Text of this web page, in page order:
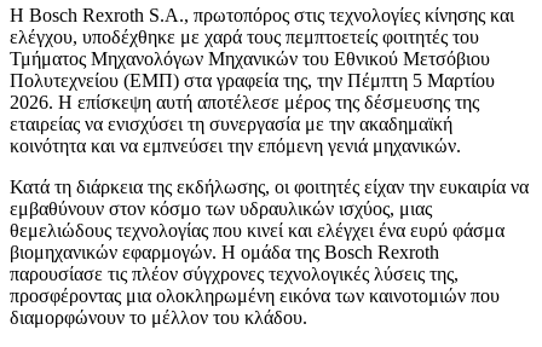
Η Bosch Rexroth S.A., πρωτοπόρος στις τεχνολογίες κίνησης και
ελέγχου, υποδέχθηκε με χαρά τους πεμπτοετείς φοιτητές του
Τμήματος Μηχανολόγων Μηχανικών του Εθνικού Μετσόβιου
Πολυτεχνείου (ΕΜΠ) στα γραφεία της, την Πέμπτη 5 Μαρτίου
2026. Η επίσκεψη αυτή αποτέλεσε μέρος της δέσμευσης της
εταιρείας να ενισχύσει τη συνεργασία με την ακαδημαϊκή
κοινότητα και να εμπνεύσει την επόμενη γενιά μηχανικών.
Κατά τη διάρκεια της εκδήλωσης, οι φοιτητές είχαν την ευκαιρία να
εμβαθύνουν στον κόσμο των υδραυλικών ισχύος, μιας
θεμελιώδους τεχνολογίας που κινεί και ελέγχει ένα ευρύ φάσμα
βιομηχανικών εφαρμογών. Η ομάδα της Bosch Rexroth
παρουσίασε τις πλέον σύγχρονες τεχνολογικές λύσεις της,
προσφέροντας μια ολοκληρωμένη εικόνα των καινοτομιών που
διαμορφώνουν το μέλλον του κλάδου.